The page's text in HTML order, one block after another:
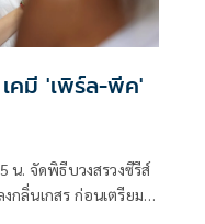
คมี 'เพิร์ล-พีค'
ซีรีส์
กลิ่นเกสร ก่อนเตรียม